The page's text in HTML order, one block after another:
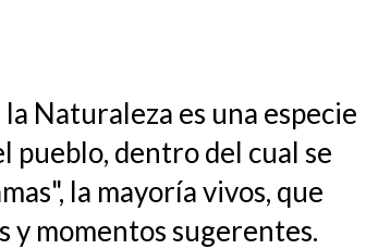
Naturaleza es una especie
pueblo, dentro del cual se
la mayoría vivos, que
y momentos sugerentes.